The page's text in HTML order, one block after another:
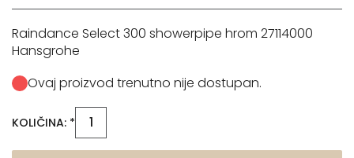
Raindance Select 300 showerpipe hrom 27114000
Hansgrohe
Ovaj proizvod trenutno nije dostupan.
KOLIČINA: *